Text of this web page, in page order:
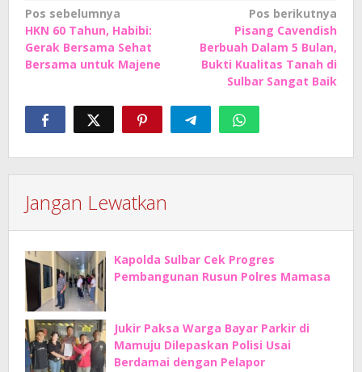
Navigasi
pos
Pos sebelumnya
HKN 60 Tahun, Habibi:
Gerak Bersama Sehat
Bersama untuk Majene
Pos berikutnya
Pisang Cavendish
Berbuah Dalam 5 Bulan,
Bukti Kualitas Tanah di
Sulbar Sangat Baik
Jangan Lewatkan
Kapolda Sulbar Cek Progres
Pembangunan Rusun Polres Mamasa
Jukir Paksa Warga Bayar Parkir di
Mamuju Dilepaskan Polisi Usai
Berdamai dengan Pelapor